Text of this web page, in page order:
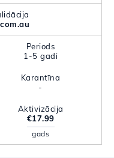
Periods
1-5 gadi
Karantīna
-
Aktivizācija
€17.99
gads